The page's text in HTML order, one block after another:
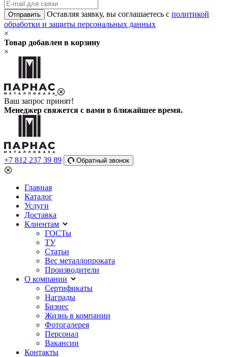
Отправить Оставляя заявку, вы соглашаетесь с политикой
обработки и защиты персональных данных
×
Товар добавлен в корзину
×
Ваш запрос принят!
Менеджер свяжется с вами в ближайшее время.
+7 812 237 39 89 Обратный звонок
Главная
Каталог
Услуги
Доставка
Клиентам
ГОСТы
ТУ
Статьи
Вес металлопроката
Производители
О компании
Сертификаты
Награды
Бизнес
Жизнь в компании
Фотогалерея
Персонал
Вакансии
Контакты